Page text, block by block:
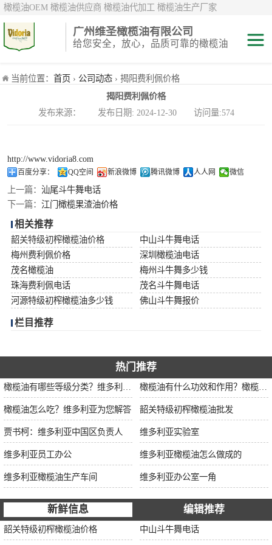
橄榄油OEM 橄榄油供应商 橄榄油代加工 橄榄油生产厂家
广州维圣橄榄油有限公司
给您安全，放心，品质可靠的橄榄油
当前位置： 首页 › 公司动态 › 揭阳费利佩价格
揭阳费利佩价格
发布来源： 发布日期: 2024-12-30 访问量:574
http://www.vidoria8.com
百度分享： QQ空间 新浪微博 腾讯微博 人人网 微信
上一篇： 汕尾斗牛舞电话
下一篇： 江门橄榄果渣油价格
相关推荐
韶关特级初榨橄榄油价格
中山斗牛舞电话
梅州费利佩价格
深圳橄榄油电话
茂名橄榄油
梅州斗牛舞多少钱
珠海费利佩电话
茂名斗牛舞电话
河源特级初榨橄榄油多少钱
佛山斗牛舞报价
栏目推荐
热门推荐
橄榄油怎么吃？维多利亚为您解答 韶关特级初榨橄榄油批发
贾书柯：维多利亚中国区负责人 维多利亚实验室
维多利亚员工办公 维多利亚橄榄油怎么做成的
维多利亚橄榄油生产车间 维多利亚办公室一角
新鲜信息 编辑推荐
韶关特级初榨橄榄油价格 中山斗牛舞电话
特级初榨橄榄油
纯正/ 混合/ 精炼
中国橄榄油现货
斗牛舞
费利佩